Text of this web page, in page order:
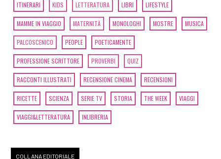
ITINERARI KIDS LETTERATURA LIBRI LIFESTYLE
MAMME IN VIAGGIO MATERNITÀ MONOLOGHI MOSTRE MUSICA
PALCOSCENICO PEOPLE POETICAMENTE
PROFESSIONE SCRITTORE PROVERBI QUIZ
RACCONTI ILLUSTRATI RECENSIONE CINEMA RECENSIONI
RICETTE SCIENZA SERIE TV STORIA THE WEEK VIAGGI
VIAGGI&LETTERATURA INLIBRERIA
COLLANA EDITORIALE